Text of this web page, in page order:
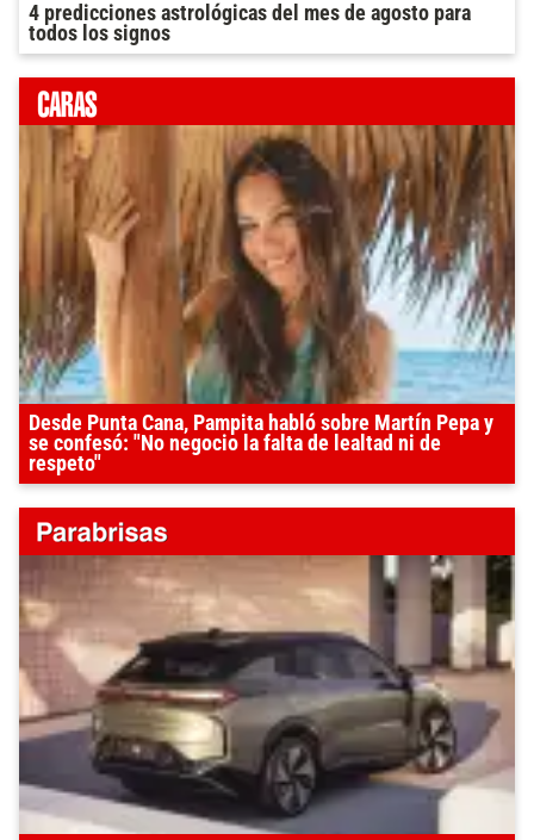
4 predicciones astrológicas del mes de agosto para
todos los signos
Desde Punta Cana, Pampita habló sobre Martín Pepa y
se confesó: "No negocio la falta de lealtad ni de
respeto"